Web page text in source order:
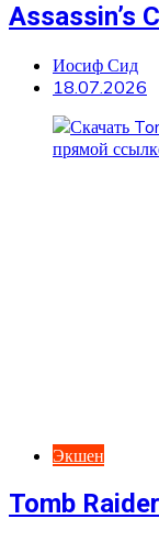
Assassin’s
Иосиф Сид
18.07.2026
Экшен
Tomb